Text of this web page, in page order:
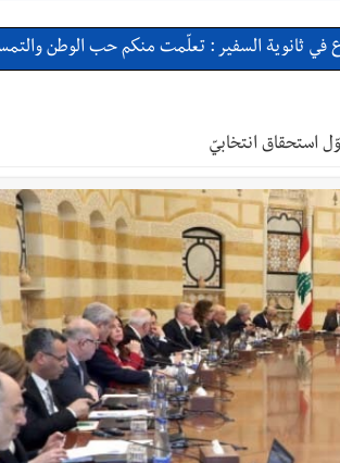
والبيلاني
للجيش اللبناني
السياسة بالقضاء ولبنان قد يسلّمه إلى
يُحذّر من الفراغ !
- في منطقة صيدا وإنقاذه وإتهام إبن عمته ؟
في ثانوية السفير : تعلّمت منكم حب الوطن
استحقاق انتخابيّ